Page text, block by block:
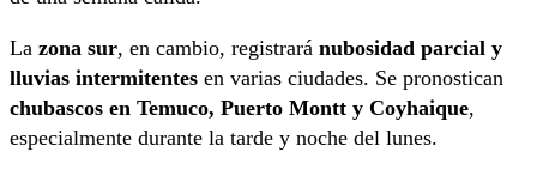
La zona sur, en cambio, registrará nubosidad parcial y
lluvias intermitentes en varias ciudades. Se pronostican
chubascos en Temuco, Puerto Montt y Coyhaique,
especialmente durante la tarde y noche del lunes.